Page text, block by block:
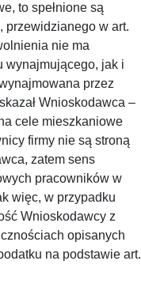
to spełnione są
przewidzianego w art.
nie ma
wynajmującego, jak i
przez
Wnioskodawca –
cele mieszkaniowe
firmy nie są stroną
zatem sens
pracowników w
więc, w przypadku
Wnioskodawcy z
opisanych
na podstawie art.